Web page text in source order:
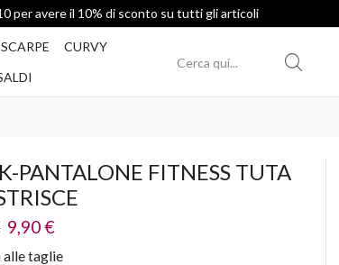
Gratis per ordini superiori a 49€
SCARPE
CURVY
PANTALONE FITNESS TUTA
9,90€
alle taglie